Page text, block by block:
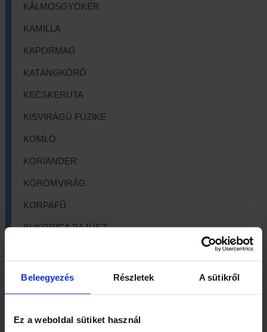
Beleegyezés Részletek A sütikről
Ez a weboldal sütiket használ
KÁLMOSGYÖKÉR
KAMILLA
KAPORMAG
KATÁNGKÓRÓ
KECSKERUTA
KISVIRÁGÚ FÜZIKE
KOMLÓ
KORIANDER
KÖRÖMVIRÁG
KORPAFŰ
KUKORICA BAJUSZ
LESTYÁNGYÖKÉR
LEVENDULA
LÓSÓSKA